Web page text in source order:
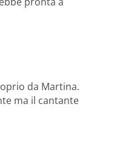
da Martina.
ma il cantante